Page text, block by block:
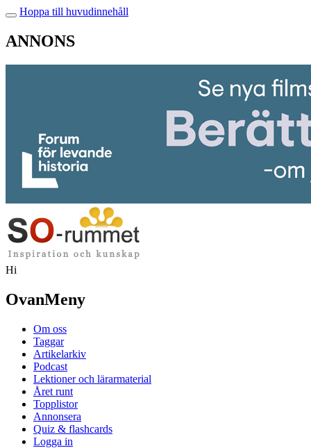
Hoppa till huvudinnehåll
ANNONS
Hi
OvanMeny
Om oss
Taggar
Artikelarkiv
Podcast
Lektioner och lärarmaterial
Året runt
Topplistor
Annonsera
Quiz & flashcards
Logga in